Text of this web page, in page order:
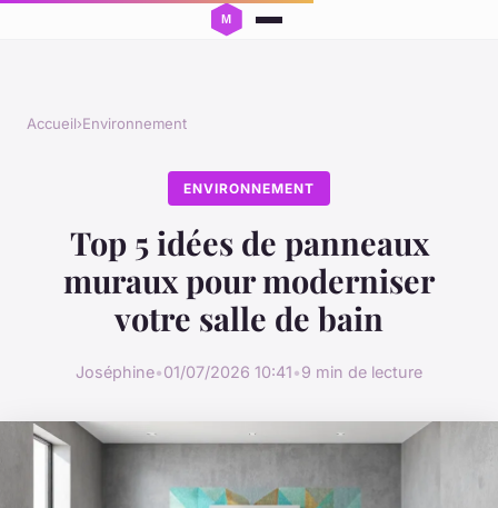
Accueil›Environnement
ENVIRONNEMENT
Top 5 idées de panneaux
muraux pour moderniser
votre salle de bain
Joséphine•01/07/2026 10:41•9 min de lecture